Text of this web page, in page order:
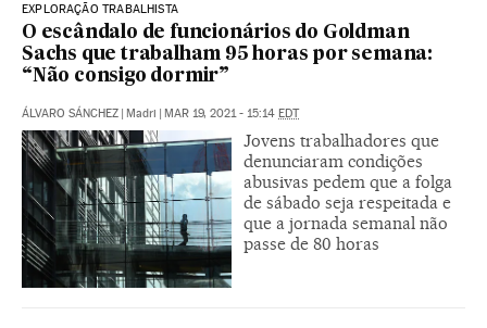
EXPLORAÇÃO TRABALHISTA
O escândalo de funcionários do Goldman
Sachs que trabalham 95 horas por semana:
“Não consigo dormir”
ÁLVARO SÁNCHEZ | Madri | MAR 19, 2021 - 15:14 EDT
Jovens trabalhadores que
denunciaram condições
abusivas pedem que a folga
de sábado seja respeitada e
que a jornada semanal não
passe de 80 horas